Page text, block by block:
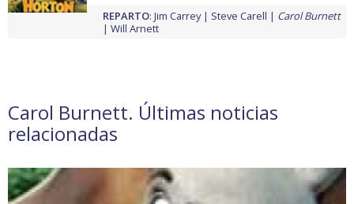
REPARTO: Jim Carrey Steve Carell
Carol Burnett
Will Arnett
Carol Burnett. Últimas noticias
relacionadas